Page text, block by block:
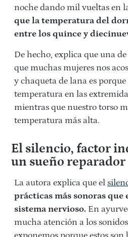
noche dando mil vueltas en
que la temperatura del
entre los quince y
De hecho, explica que una
que muchas mujeres nos
y chaqueta de lana es
temperatura en las
mientras que nuestro torso
temperatura más alta.
El silencio, factor
un sueño reparador
La autora explica que el
prácticas más sonoras que
sistema nervioso. En
mucha atención a los